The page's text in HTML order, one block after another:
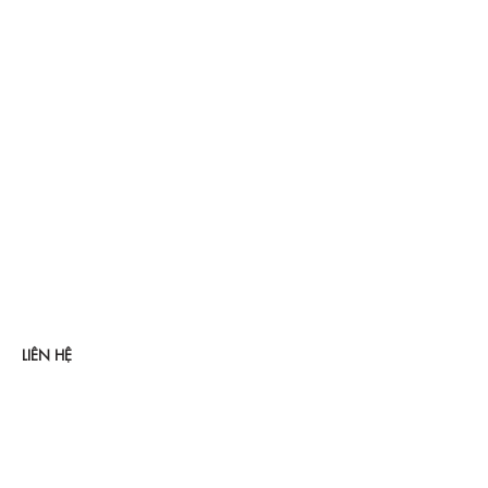
LIÊN HỆ